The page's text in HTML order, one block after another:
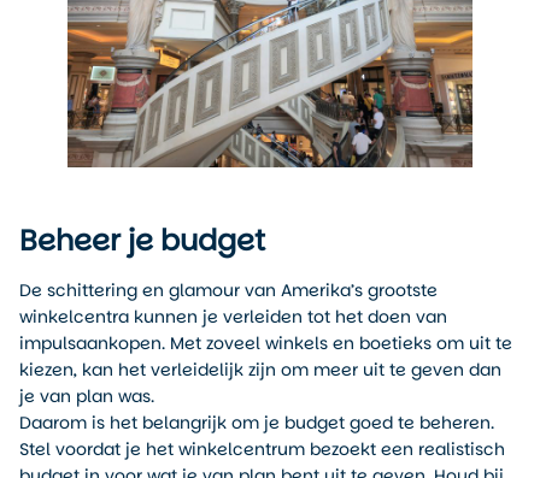
Beheer je budget
De schittering en glamour van Amerika’s grootste
winkelcentra kunnen je verleiden tot het doen van
impulsaankopen. Met zoveel winkels en boetieks om uit te
kiezen, kan het verleidelijk zijn om meer uit te geven dan
je van plan was.
Daarom is het belangrijk om je budget goed te beheren.
Stel voordat je het winkelcentrum bezoekt een realistisch